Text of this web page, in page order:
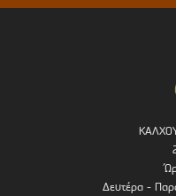
Δευτέρα -